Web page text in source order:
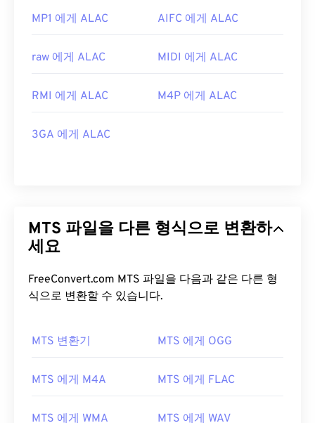
MP1 에게 ALAC AIFC 에게 ALAC
raw 에게 ALAC MIDI 에게 ALAC
RMI 에게 ALAC M4P 에게 ALAC
3GA 에게 ALAC
MTS 파일을 다른 형식으로 변환하
세요
FreeConvert.com MTS 파일을 다음과 같은 다른 형
식으로 변환할 수 있습니다.
MTS 변환기 MTS 에게 OGG
MTS 에게 M4A MTS 에게 FLAC
MTS 에게 WMA MTS 에게 WAV